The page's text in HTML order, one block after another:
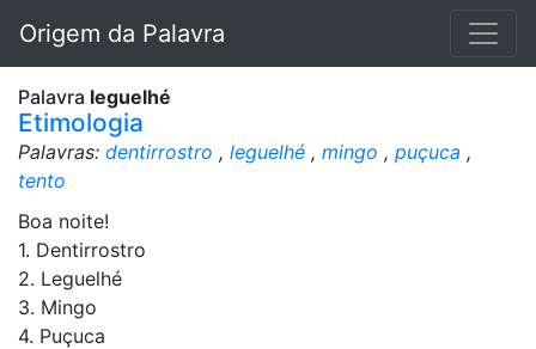
Origem da Palavra
Palavra leguelhé
Etimologia
Palavras: dentirrostro , leguelhé , mingo , puçuca ,
tento
Boa noite!
1. Dentirrostro
2. Leguelhé
3. Mingo
4. Puçuca